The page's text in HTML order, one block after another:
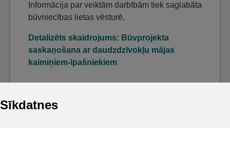
Sīkdatnes
Informācija par veiktām darbībām tiek saglabāta
būvniecības lietas vēsturē.
Detalizēts skaidrojums: Būvprojekta
saskaņošana ar daudzdzīvokļu mājas
kaimiņiem-īpašniekiem